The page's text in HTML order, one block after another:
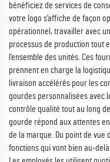
bénéficiez de services de
votre logo s’affiche de façon
opérationnel, travailler avec
processus de production tout
l’ensemble des unités. Ces
prennent en charge la
livraison accélérés pour les
gourdes personnalisées avec
contrôle qualité tout au long
gourde répond aux attentes
de la marque. Du point de vue
fonctions qui vont bien au-